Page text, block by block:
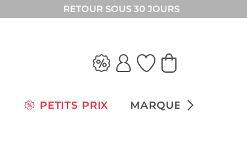
RETOUR SOUS 30 JOURS
PETITS PRIX MARQUES